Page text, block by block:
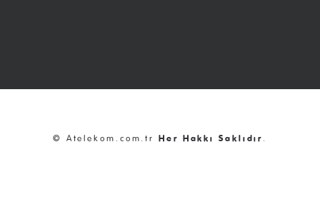
© Atelekom.com.trHer Hakkı Saklıdır .